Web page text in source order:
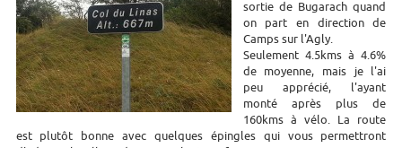
sortie de Bugarach quand
on part en direction de
Camps sur l'Agly.
Seulement 4.5kms à 4.6%
de moyenne, mais je l'ai
peu apprécié, l'ayant
monté après plus de
160kms à vélo. La route
est plutôt bonne avec quelques épingles qui vous permettront